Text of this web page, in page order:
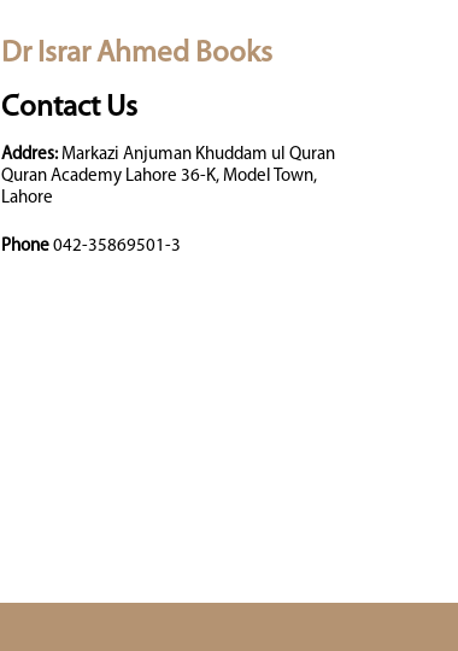
Dr Israr Ahmed Books
Contact Us
Addres:Markazi Anjuman Khuddam ul Quran
Quran Academy Lahore 36-K, Model Town,
Lahore
Phone 042-35869501-3